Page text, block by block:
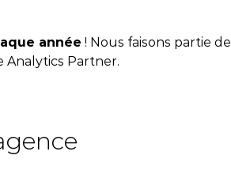
année ! Nous faisons partie
Analytics Partner.